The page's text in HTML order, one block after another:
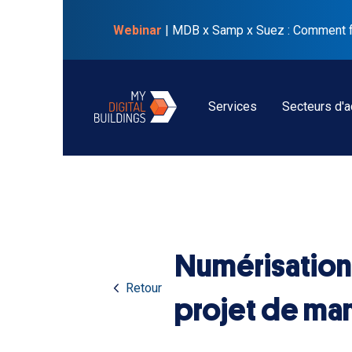
Webinar | MDB x Samp x Suez :
Services Secteurs
Retour
projet de